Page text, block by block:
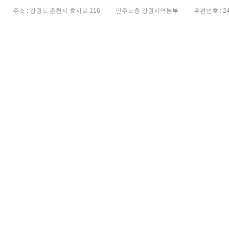
주소 : 강원도 춘천시 효자로 116 민주노총 강원지역본부 우편번호 :